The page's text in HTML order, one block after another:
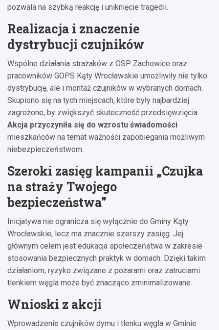
pozwala na szybką reakcję i uniknięcie tragedii.
Realizacja i znaczenie
dystrybucji czujników
Wspólne działania strażaków z OSP Zachowice oraz
pracowników GOPS Kąty Wrocławskie umożliwiły nie tylko
dystrybucję, ale i montaż czujników w wybranych domach.
Skupiono się na tych miejscach, które były najbardziej
zagrożone, by zwiększyć skuteczność przedsięwzięcia.
Akcja przyczyniła się do wzrostu świadomości
mieszkańców na temat ważności zapobiegania możliwym
niebezpieczeństwom.
Szeroki zasięg kampanii „Czujka
na straży Twojego
bezpieczeństwa”
Inicjatywa nie ogranicza się wyłącznie do Gminy Kąty
Wrocławskie, lecz ma znacznie szerszy zasięg. Jej
głównym celem jest edukacja społeczeństwa w zakresie
stosowania bezpiecznych praktyk w domach. Dzięki takim
działaniom, ryzyko związane z pożarami oraz zatruciami
tlenkiem węgla może być znacząco zminimalizowane.
Wnioski z akcji
Wprowadzenie czujników dymu i tlenku węgla w Gminie